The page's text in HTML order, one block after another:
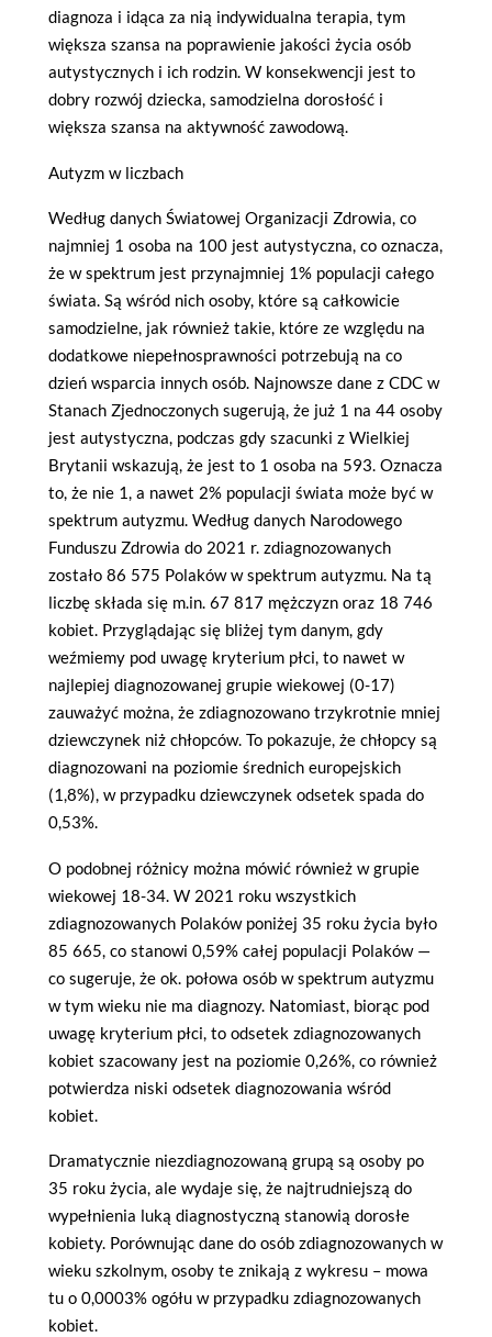
diagnoza i idąca za nią indywidualna terapia, tym
większa szansa na poprawienie jakości życia osób
autystycznych i ich rodzin. W konsekwencji jest to
dobry rozwój dziecka, samodzielna dorosłość i
większa szansa na aktywność zawodową.
Autyzm w liczbach
Według danych Światowej Organizacji Zdrowia, co
najmniej 1 osoba na 100 jest autystyczna, co oznacza,
że w spektrum jest przynajmniej 1% populacji całego
świata. Są wśród nich osoby, które są całkowicie
samodzielne, jak również takie, które ze względu na
dodatkowe niepełnosprawności potrzebują na co
dzień wsparcia innych osób. Najnowsze dane z CDC w
Stanach Zjednoczonych sugerują, że już 1 na 44 osoby
jest autystyczna, podczas gdy szacunki z Wielkiej
Brytanii wskazują, że jest to 1 osoba na 593. Oznacza
to, że nie 1, a nawet 2% populacji świata może być w
spektrum autyzmu. Według danych Narodowego
Funduszu Zdrowia do 2021 r. zdiagnozowanych
zostało 86 575 Polaków w spektrum autyzmu. Na tą
liczbę składa się m.in. 67 817 mężczyzn oraz 18 746
kobiet. Przyglądając się bliżej tym danym, gdy
weźmiemy pod uwagę kryterium płci, to nawet w
najlepiej diagnozowanej grupie wiekowej (0-17)
zauważyć można, że zdiagnozowano trzykrotnie mniej
dziewczynek niż chłopców. To pokazuje, że chłopcy są
diagnozowani na poziomie średnich europejskich
(1,8%), w przypadku dziewczynek odsetek spada do
0,53%.
O podobnej różnicy można mówić również w grupie
wiekowej 18-34. W 2021 roku wszystkich
zdiagnozowanych Polaków poniżej 35 roku życia było
85 665, co stanowi 0,59% całej populacji Polaków —
co sugeruje, że ok. połowa osób w spektrum autyzmu
w tym wieku nie ma diagnozy. Natomiast, biorąc pod
uwagę kryterium płci, to odsetek zdiagnozowanych
kobiet szacowany jest na poziomie 0,26%, co również
potwierdza niski odsetek diagnozowania wśród
kobiet.
Dramatycznie niezdiagnozowaną grupą są osoby po
35 roku życia, ale wydaje się, że najtrudniejszą do
wypełnienia luką diagnostyczną stanowią dorosłe
kobiety. Porównując dane do osób zdiagnozowanych w
wieku szkolnym, osoby te znikają z wykresu – mowa
tu o 0,0003% ogółu w przypadku zdiagnozowanych
kobiet.